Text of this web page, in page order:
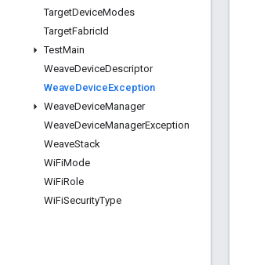
TargetDeviceModes
TargetFabricId
TestMain
WeaveDeviceDescriptor
WeaveDeviceException
WeaveDeviceManager
WeaveDeviceManagerException
WeaveStack
WiFiMode
WiFiRole
WiFiSecurityType